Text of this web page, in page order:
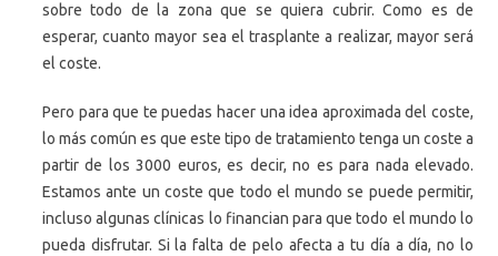
sobre todo de la zona que se quiera cubrir. Como es de
esperar, cuanto mayor sea el trasplante a realizar, mayor será
el coste.
Pero para que te puedas hacer una idea aproximada del coste,
lo más común es que este tipo de tratamiento tenga un coste a
partir de los 3000 euros, es decir, no es para nada elevado.
Estamos ante un coste que todo el mundo se puede permitir,
incluso algunas clínicas lo financian para que todo el mundo lo
pueda disfrutar. Si la falta de pelo afecta a tu día a día, no lo